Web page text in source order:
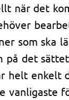
när det
som ska
på det
helt enkelt
vanligaste